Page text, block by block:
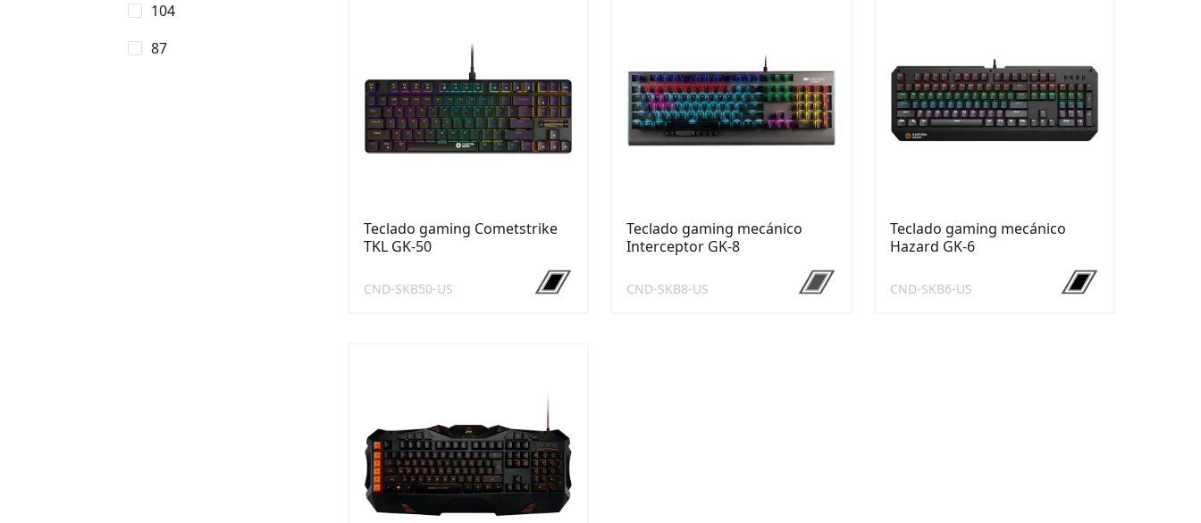
104
87
Teclado gaming Cometstrike
TKL GK-50
CND-SKB50-US
Teclado gaming mecánico
Interceptor GK-8
CND-SKB8-US
Teclado gaming mecánico
Hazard GK-6
CND-SKB6-US